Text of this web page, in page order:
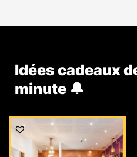
Idées cadeaux
minute 🔔